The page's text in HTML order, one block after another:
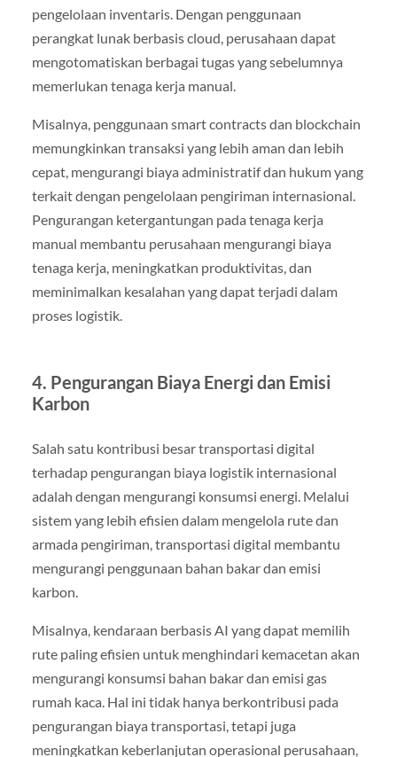
pengelolaan inventaris. Dengan penggunaan
perangkat lunak berbasis cloud, perusahaan dapat
mengotomatiskan berbagai tugas yang sebelumnya
memerlukan tenaga kerja manual.
Misalnya, penggunaan smart contracts dan blockchain
memungkinkan transaksi yang lebih aman dan lebih
cepat, mengurangi biaya administratif dan hukum yang
terkait dengan pengelolaan pengiriman internasional.
Pengurangan ketergantungan pada tenaga kerja
manual membantu perusahaan mengurangi biaya
tenaga kerja, meningkatkan produktivitas, dan
meminimalkan kesalahan yang dapat terjadi dalam
proses logistik.
4. Pengurangan Biaya Energi dan Emisi
Karbon
Salah satu kontribusi besar transportasi digital
terhadap pengurangan biaya logistik internasional
adalah dengan mengurangi konsumsi energi. Melalui
sistem yang lebih efisien dalam mengelola rute dan
armada pengiriman, transportasi digital membantu
mengurangi penggunaan bahan bakar dan emisi
karbon.
Misalnya, kendaraan berbasis AI yang dapat memilih
rute paling efisien untuk menghindari kemacetan akan
mengurangi konsumsi bahan bakar dan emisi gas
rumah kaca. Hal ini tidak hanya berkontribusi pada
pengurangan biaya transportasi, tetapi juga
meningkatkan keberlanjutan operasional perusahaan,